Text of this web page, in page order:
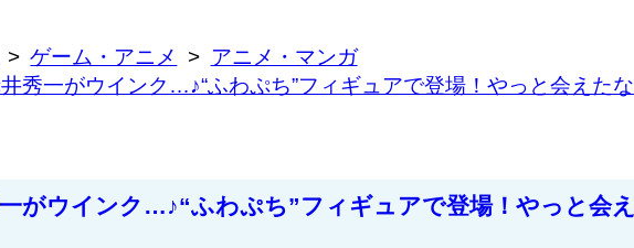
ゲーム・アニメ
アニメ・マンガ
井秀一がウインク…♪“ふわぷち”フィギュアで登場！やっと会え
一がウインク…♪“ふわぷち”フィギュアで登場！やっと